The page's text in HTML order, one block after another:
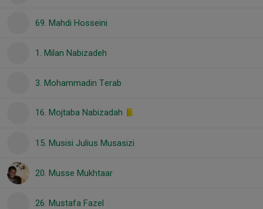
69. Mahdi Hosseini
1. Milan Nabizadeh
3. Mohammadin Terab
16. Mojtaba Nabizadah
15. Musisi Julius Musasizi
20. Musse Mukhtaar
26. Mustafa Fazel